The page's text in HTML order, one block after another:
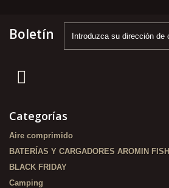
Boletín
Categorías
Aire comprimido
BATERÍAS Y CARGADORES AROMIN FISH
BLACK FRIDAY
Camping